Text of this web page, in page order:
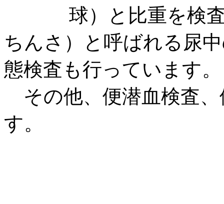
球）と比重を検
ちんさ）と呼ばれる尿
態検査も行っています。
その他、便潜血検査
す。